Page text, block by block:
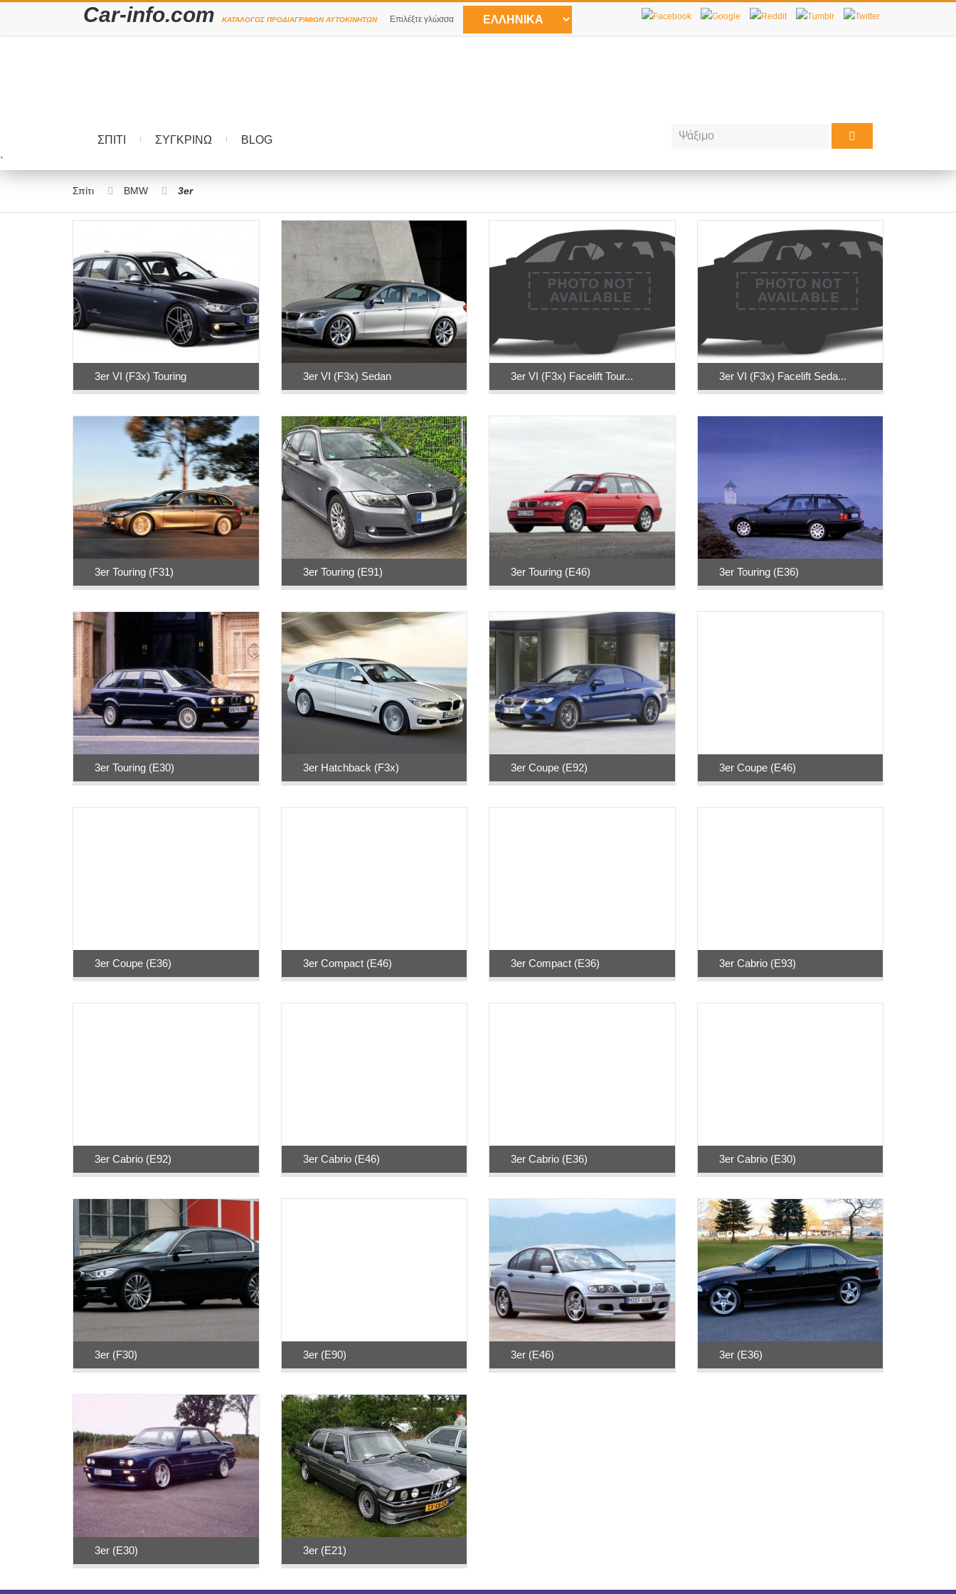
Car-info.com ΚΑΤΆΛΟΓΟΣ ΠΡΟΔΙΑΓΡΑΦΏΝ ΑΥΤΟΚΙΝΉΤΩΝ Επιλέξτε γλώσσα
ΣΠΊΤΙ ΣΥΓΚΡΊΝΩ
BLOG
`
Σπίτι BMW 3er
3er VI (F3x) Touring 3er VI (F3x) Sedan 3er VI (F3x) Facelift Tour... 3er VI (F3x) Facelift Seda...
3er Touring (F31) 3er Touring (E91) 3er Touring (E46) 3er Touring (E36)
3er Touring (E30) 3er Hatchback (F3x) 3er Coupe (E92) 3er Coupe (E46)
3er Coupe (E36) 3er Compact (E46) 3er Compact (E36) 3er Cabrio (E93)
3er Cabrio (E92) 3er Cabrio (E46) 3er Cabrio (E36) 3er Cabrio (E30)
3er (F30) 3er (E90) 3er (E46) 3er (E36)
3er (E30) 3er (E21)